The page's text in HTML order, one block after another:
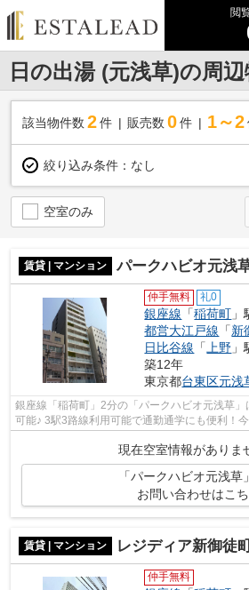
閲
日の出湯 (元浅草)の周
該当物件数 2件 販売数 0 件 1～2
絞り込み条件： なし
空室のみ
賃貸 | マンション パークハビオ元浅
仲手無料 礼0
銀座線 「稲荷町
都営大江戸線 「新
日比谷線 「上野
築12年
東京都台東区元浅
銀座線「稲荷町」2分の「パークハビオ元浅草
可能♪ 3駅3路線利用可能で通勤通学にも便利！
現在空室情報がありま
「パークハビオ元浅草
お問い合わせはこ
賃貸 | マンション レジディア新御徒
仲手無料